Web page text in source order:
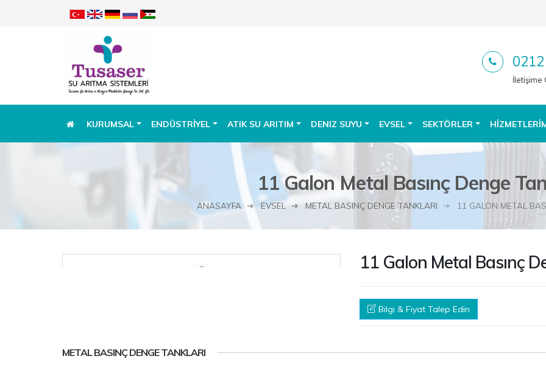
İletişime
KURUMSAL ENDÜSTRIYEL ATIK SU ARITIM DENIZ SUYU EVSEL SEKTÖRLER
11 Galon Metal Basınç Denge
ANASAYFA EVSEL METAL BASINÇ DENGE TANKLARI 11 GALON METAL
11 Galon Metal Basınç
Bilgi & Fiyat Talep Edin
METAL BASINÇ DENGE TANKLARI